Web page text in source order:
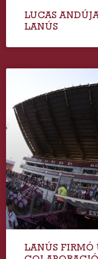
LUCAS
LANÚS
LANÚS FIRMÓ